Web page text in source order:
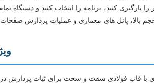
کنید، برنامه را انتخاب کنید و دستگاه تمام
ای با قاب فولادی سفت و سخت برای ثبات پردازش